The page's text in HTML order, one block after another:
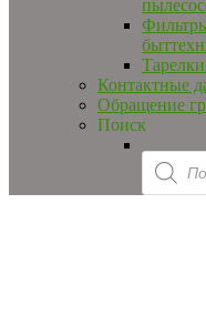
Контактные
Обращение
Поиск
Products
search